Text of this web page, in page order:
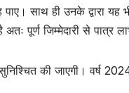
साथ ही उनके द्वारा यह
अतः पूर्ण जिम्मेदारी से पात्र
की जाएगी। वर्ष